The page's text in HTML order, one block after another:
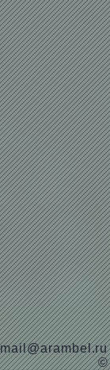
mail@arambel.ru
©